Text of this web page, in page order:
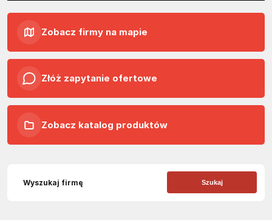
Zobacz firmy na mapie
Złóż zapytanie ofertowe
Zobacz katalog produktów
Szukaj